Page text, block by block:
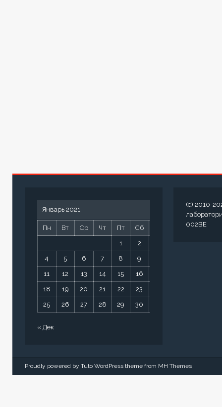
Январь 2021
Пн Вт Ср Чт Пт Сб
1 2
4 5 6 7 8 9
11 12 13 14 15 16
18 19 20 21 22 23
25 26 27 28 29 30
« Дек
(c) 2010-
002BE
Proudly powered by Tuto WordPress theme from MH Themes